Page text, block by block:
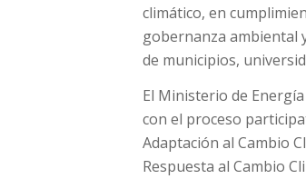
climático, en
gobernanza ambiental
de municipios,
El Ministerio de
con el proceso
Adaptación al Cambio
Respuesta al Cambio